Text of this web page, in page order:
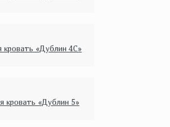
кровать «Дублин 4С»
кровать «Дублин 5»